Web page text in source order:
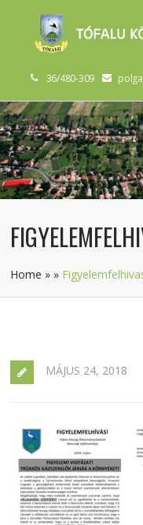
36/480-309
Home » »
MÁJUS 24, 2018